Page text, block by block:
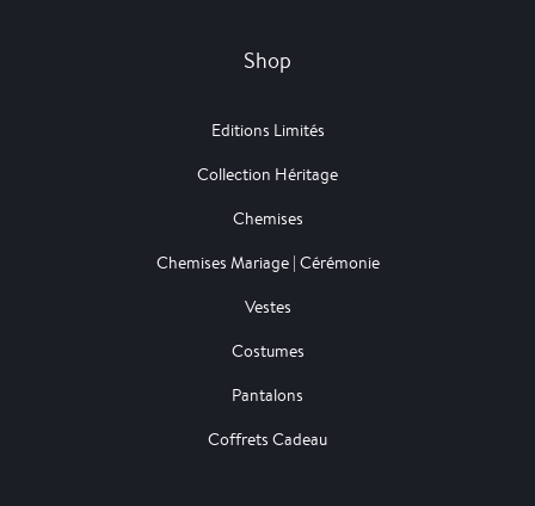
Shop
Editions Limités
Collection Héritage
Chemises
Chemises Mariage | Cérémonie
Vestes
Costumes
Pantalons
Coffrets Cadeau